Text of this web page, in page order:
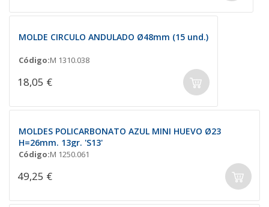
MOLDE CIRCULO ANDULADO Ø48mm (15 und.)
Código:M 1310.038
18,05 €
MOLDES POLICARBONATO AZUL MINI HUEVO Ø23
H=26mm. 13gr. 'S13'
Código:M 1250.061
49,25 €